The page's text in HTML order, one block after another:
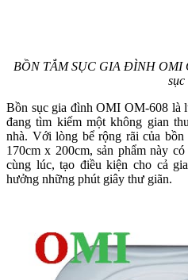
BỒN TẮM SỤC GIA ĐÌNH OMI
sục
Bồn sục gia đình OMI OM-608 là
đang tìm kiếm một không gian
nhà. Với lòng bể rộng rãi của
170cm x 200cm, sản phẩm này
cùng lúc, tạo điều kiện cho cả
hưởng những phút giây thư giãn.